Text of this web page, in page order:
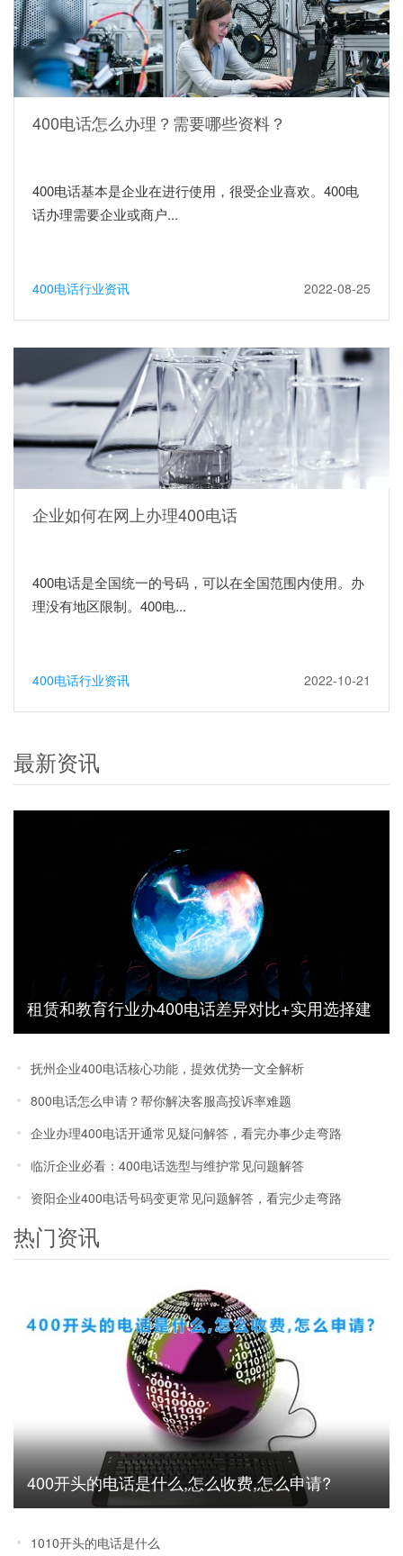
400电话怎么办理？需要哪些资料？
400电话基本是企业在进行使用，很受企业喜欢。400电
话办理需要企业或商户...
400电话行业资讯 2022-08-25
企业如何在网上办理400电话
400电话是全国统一的号码，可以在全国范围内使用。办
理没有地区限制。400电...
400电话行业资讯 2022-10-21
最新资讯
租赁和教育行业办400电话差异对比+实用选择建
议
抚州企业400电话核心功能，提效优势一文全解析
800电话怎么申请？帮你解决客服高投诉率难题
企业办理400电话开通常见疑问解答，看完办事少走弯路
临沂企业必看：400电话选型与维护常见问题解答
资阳企业400电话号码变更常见问题解答，看完少走弯路
热门资讯
400开头的电话是什么,怎么收费,怎么申请?
1010开头的电话是什么